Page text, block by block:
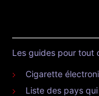
Les guides pour tout
Cigarette
Liste des pays